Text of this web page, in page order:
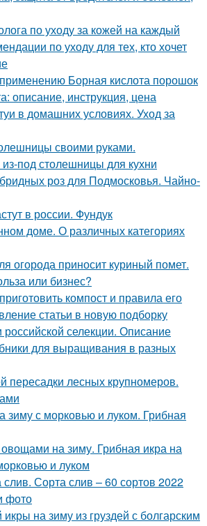
по уходу за кожей на каждый
по уходу для тех, кто хочет
Борная кислота порошок
описание, инструкция, цена
в домашних условиях. Уход за
своими руками.
под столешницы для кухни
роз для Подмосковья. Чайно-
в россии. Фундук
доме. О различных категориях
огорода приносит куриный помет.
или бизнес?
компост и правила его
статьи в новую подборку
российской селекции. Описание
для выращивания в разных
пересадки лесных крупномеров.
зиму с морковью и луком. Грибная
на зиму. Грибная икра на
и луком
слив. Сорта слив – 60 сортов 2022
фото
на зиму из груздей с болгарским